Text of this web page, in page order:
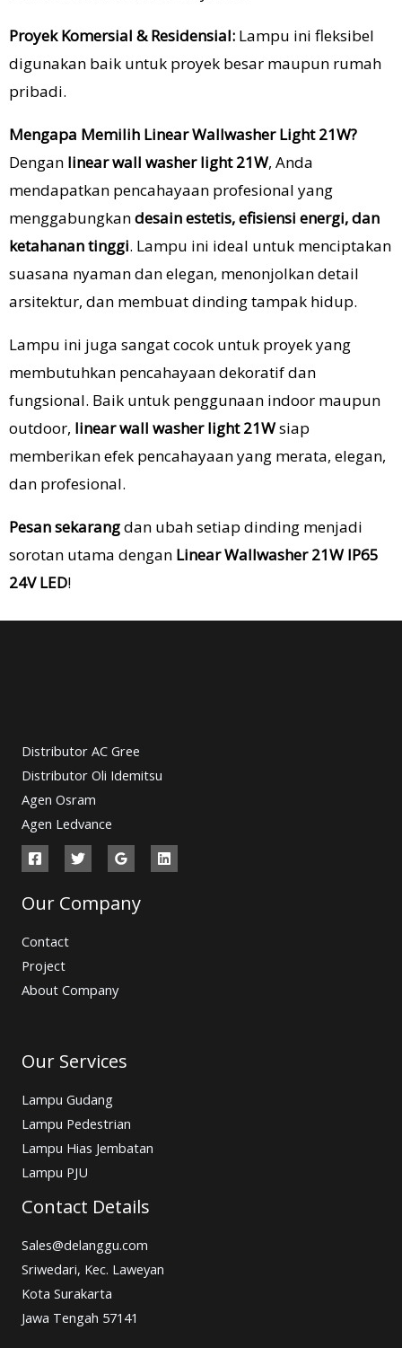
Proyek Komersial & Residensial: Lampu ini fleksibel
digunakan baik untuk proyek besar maupun rumah
pribadi.
Mengapa Memilih Linear Wallwasher Light 21W?
Dengan linear wall washer light 21W, Anda
mendapatkan pencahayaan profesional yang
menggabungkandesain estetis, efisiensi energi, dan
ketahanan tinggi. Lampu ini ideal untuk menciptakan
suasana nyaman dan elegan, menonjolkan detail
arsitektur, dan membuat dinding tampak hidup.
Lampu ini juga sangat cocok untuk proyek yang
membutuhkan pencahayaan dekoratif dan
fungsional. Baik untuk penggunaan indoor maupun
outdoor, linear wall washer light 21Wsiap
memberikan efek pencahayaan yang merata, elegan,
dan profesional.
Pesan sekarangdan ubah setiap dinding menjadi
sorotan utama dengan Linear Wallwasher 21W IP65
24V LED!
Distributor AC Gree
Distributor Oli Idemitsu
Agen Osram
Agen Ledvance
Our Company
Contact
Project
About Company
Our Services
Lampu Gudang
Lampu Pedestrian
Lampu Hias Jembatan
Lampu PJU
Contact Details
Sales@delanggu.com
Sriwedari, Kec. Laweyan
Kota Surakarta
Jawa Tengah 57141